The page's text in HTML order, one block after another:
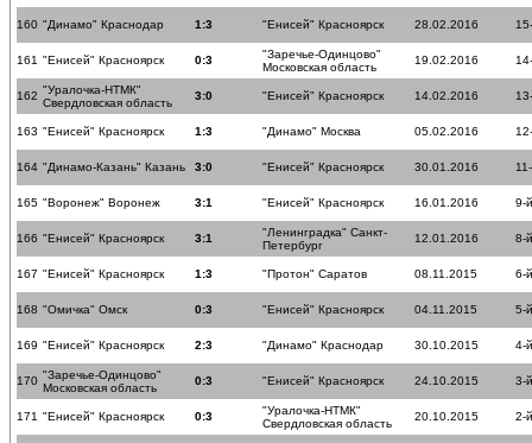
160 "Динамо" Краснодар 1:3 "Енисей" Красноярск 28.02.2016
161 "Енисей" Красноярск 0:3
"Заречье-Одинцово"
Московская область
19.02.2016
162 "Уралочка-НТМК"
Свердловская область
3:0 "Енисей" Красноярск 14.02.2016
163 "Енисей" Красноярск 1:3 "Динамо" Москва 05.02.2016
164 "Динамо-Казань" Казань 3:0 "Енисей" Красноярск 30.01.2016
165 "Воронеж" Воронеж 3:1 "Енисей" Красноярск 16.01.2016 9-
166 "Енисей" Красноярск 3:1
"Ленинградка" Санкт-
Петербург
12.01.2016 8-
167 "Енисей" Красноярск 1:3 "Протон" Саратов 08.11.2015 6-
168 "Омичка" Омск 0:3 "Енисей" Красноярск 04.11.2015 5-
169 "Енисей" Красноярск 2:3 "Динамо" Краснодар 30.10.2015 4-
170 "Заречье-Одинцово"
Московская область
0:3 "Енисей" Красноярск 24.10.2015 3-
171 "Енисей" Красноярск 0:3
"Уралочка-НТМК"
Свердловская область
20.10.2015 2-